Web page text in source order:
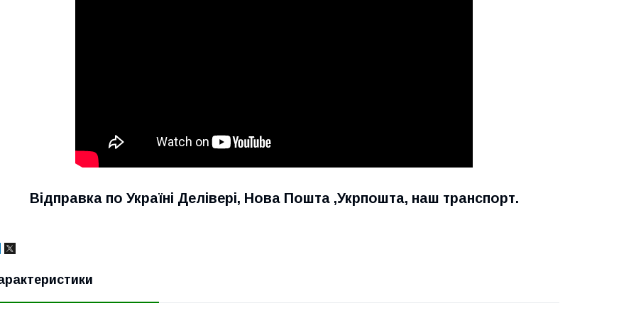
Відправка по Україні Делівері, Нова Пошта ,Укрпошта, наш транспорт.